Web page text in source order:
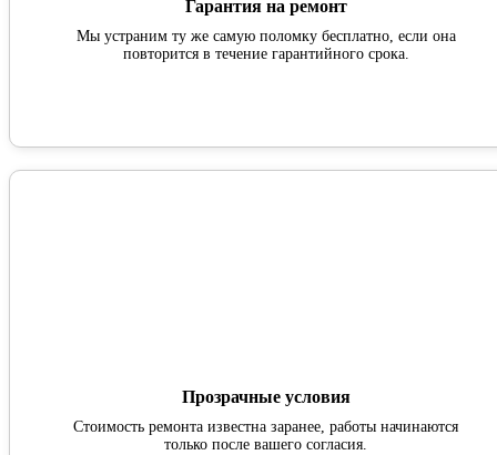
Гарантия на ремонт
Мы устраним ту же самую поломку бесплатно, если она
повторится в течение гарантийного срока.
Прозрачные условия
Стоимость ремонта известна заранее, работы начинаются
только после вашего согласия.